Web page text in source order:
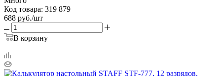
Код товара: 319 879
688 руб./шт
В корзину